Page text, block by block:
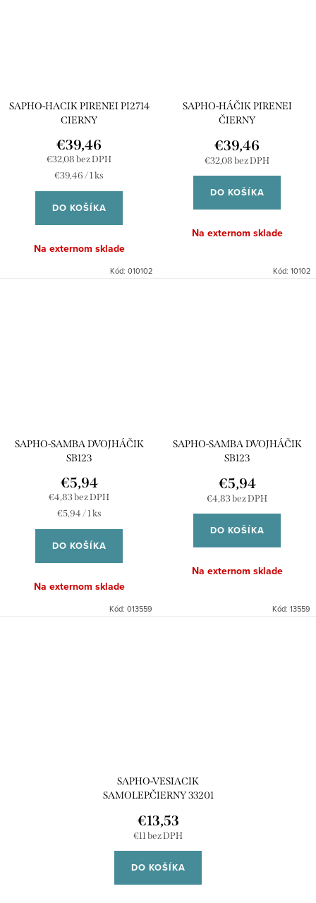
SAPHO-HACIK PIRENEI PI2714
CIERNY
€32,08 bez DPH
€39,46
Jednotková
cena:
€39,46 / 1 ks
DO KOŠÍKA
Na externom sklade
Kód: 010102
SAPHO-HÁČIK PIRENEI
ČIERNY
€32,08 bez DPH
€39,46
DO KOŠÍKA
Na externom sklade
Kód: 10102
SAPHO-SAMBA DVOJHÁČIK
SB123
€4,83 bez DPH
€5,94
Jednotková
€5,94 / 1 ks
DO KOŠÍKA
Na externom sklade
Kód: 013559
SAPHO-SAMBA DVOJHÁČIK
SB123
€4,83 bez DPH
€5,94
DO KOŠÍKA
Na externom sklade
Kód: 13559
SAPHO-VESIACIK
SAMOLEP.ČIERNY 33201
€11 bez DPH
€13,53
DO KOŠÍKA